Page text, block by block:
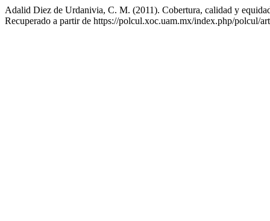
Adalid Diez de Urdanivia, C. M. (2011). Cobertura, calidad y
Recuperado a partir de https://polcul.xoc.uam.mx/index.php/polcul/